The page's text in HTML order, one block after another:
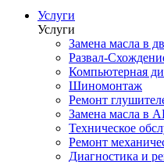
Услуги
Услуги
Замена масла в
Развал-
Компьютерная
Шиномонтаж
Ремонт
Замена масла в
Техническое
Ремонт
Диагностика и